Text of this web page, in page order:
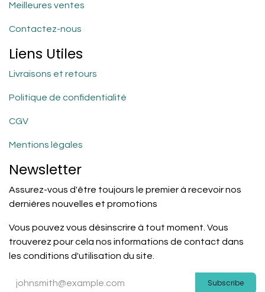
Meilleures ventes
Contactez-nous
Liens Utiles
Livraisons et retours
Politique de confidentialité
CGV
Mentions légales
Newsletter
Assurez-vous d'être toujours le premier à recevoir nos
dernières nouvelles et promotions
Vous pouvez vous désinscrire à tout moment. Vous
trouverez pour cela nos informations de contact dans
les conditions d'utilisation du site.
Subscribe